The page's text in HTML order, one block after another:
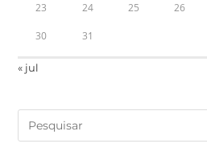
23 24 25 26
30 31
« jul